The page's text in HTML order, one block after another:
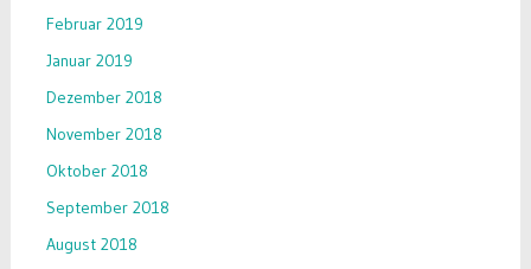
Februar 2019
Januar 2019
Dezember 2018
November 2018
Oktober 2018
September 2018
August 2018